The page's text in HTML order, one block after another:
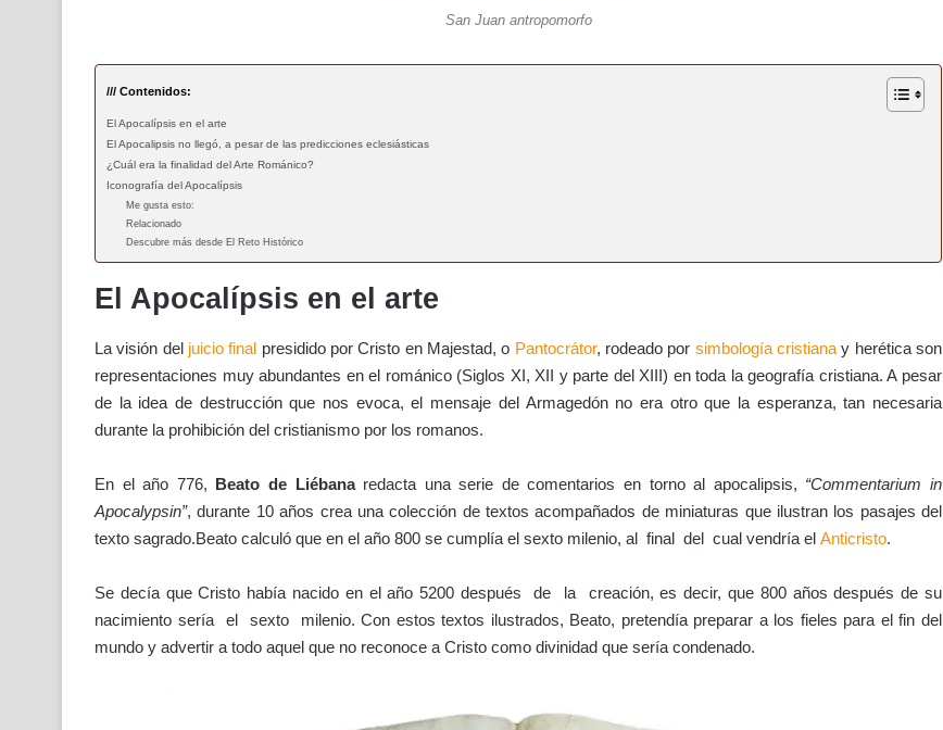
San Juan antropomorfo
/// Contenidos:
El Apocalípsis en el arte
El Apocalipsis no llegó, a pesar de las predicciones eclesiásticas
¿Cuál era la finalidad del Arte Románico?
Iconografía del Apocalípsis
Me gusta esto:
Relacionado
Descubre más desde El Reto Histórico
El Apocalípsis en el arte
La visión deljuicio final presidido por Cristo en Majestad, o Pantocrátor, rodeado por simbología cristiana y herética son
representaciones muy abundantes en el románico (Siglos XI, XII y parte del XIII) en toda la geografía cristiana. A pesar
de la idea de destrucción que nos evoca, el mensaje del Armagedón no era otro que la esperanza, tan necesaria
durante la prohibición del cristianismo por los romanos.
En el año 776, Beato de Liébanaredacta una serie de comentarios en torno al apocalipsis, “Commentarium in
Apocalypsin”, durante 10 años crea una colección de textos acompañados de miniaturas que ilustran los pasajes del
texto sagrado.Beato calculó que en el año 800 se cumplía el sexto milenio, al final del cual vendría el Anticristo.
Se decía que Cristo había nacido en el año 5200 después de la creación, es decir, que 800 años después de su
nacimiento sería el sexto milenio. Con estos textos ilustrados, Beato, pretendía preparar a los fieles para el fin del
mundo y advertir a todo aquel que no reconoce a Cristo como divinidad que sería condenado.